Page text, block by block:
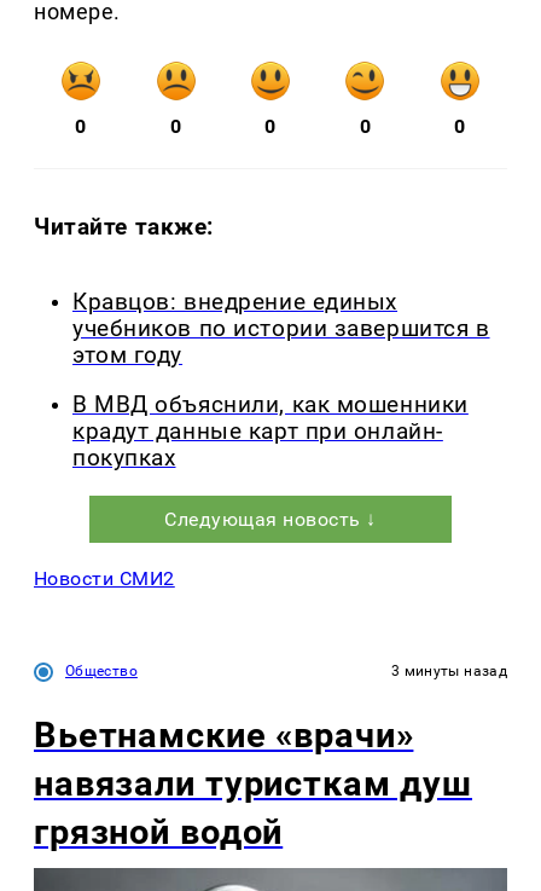
номере.
0 0 0 0 0
Читайте также:
Кравцов: внедрение единых
учебников по истории завершится в
этом году
В МВД объяснили, как мошенники
крадут данные карт при онлайн-
покупках
Следующая новость ↓
Новости СМИ2
Общество 3 минуты назад
Вьетнамские «врачи»
навязали туристкам душ
грязной водой